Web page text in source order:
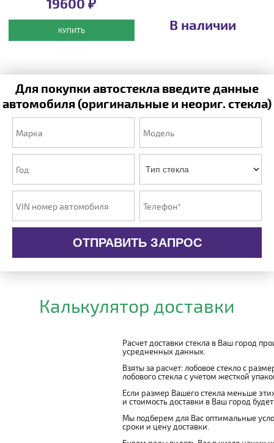
КУПИТЬ В наличии
Для покупки автостекла введите данные
автомобиля (оригинальные и неориг. стекла)
ОТПРАВИТЬ ЗАПРОС
Калькулятор доставки
Расчет доставки стекла в Ваш город
усредненных данных.
Взяты за расчет: лобовое стекло с
лобового стекла с учетом жесткой
Если размер Вашего стекла меньше
и стоимость доставки в Ваш город
Мы подберем для Вас оптимальные
сроки и цену доставки.